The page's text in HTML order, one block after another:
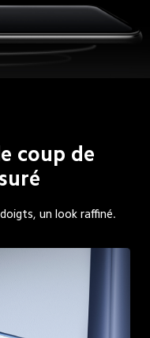
coup de
un look raffiné.